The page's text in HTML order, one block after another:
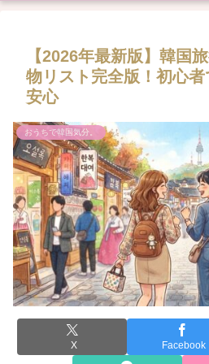
【2026年最新版】韓国
物リスト完全版！初心
安心
おうちで韓国気分。
X Facebook